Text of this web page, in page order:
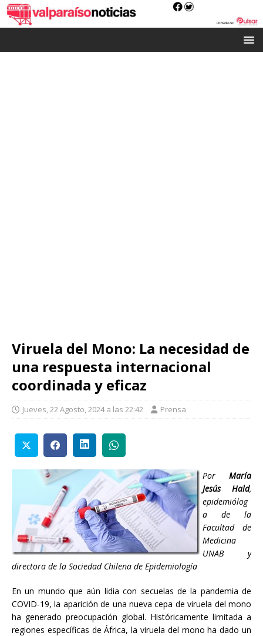
Viruela del Mono: La necesidad de
una respuesta internacional
coordinada y eficaz
Jueves, 22 Agosto, 2024 a las 22:42 Prensa
Por María
Jesús Hald,
epidemiólog
a de la
Facultad de
Medicina
UNAB y
directora de la Sociedad Chilena de Epidemiología
En un mundo que aún lidia con secuelas de la pandemia de
COVID-19, la aparición de una nueva cepa de viruela del mono
ha generado preocupación global. Históricamente limitada a
regiones específicas de África, la viruela del mono ha dado un